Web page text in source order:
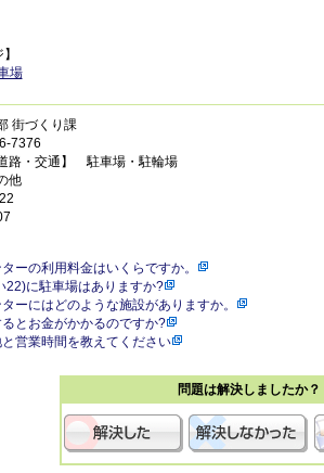
場
街づくり課
7376
路・交通】 駐車場・駐輪場
他
ーの利用料金はいくらですか。
22)に駐車場はありますか?
ーにはどのような施設がありますか。
るとお金がかかるのですか?
営業時間を教えてください
問題は解決しましたか？